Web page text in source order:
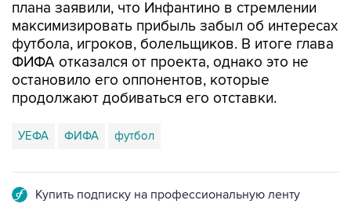
плана заявили, что Инфантино в стремлении
максимизировать прибыль забыл об интересах
футбола, игроков, болельщиков. В итоге глава
ФИФА отказался от проекта, однако это не
остановило его оппонентов, которые
продолжают добиваться его отставки.
УЕФА ФИФА футбол
Купить подписку на профессиональную ленту